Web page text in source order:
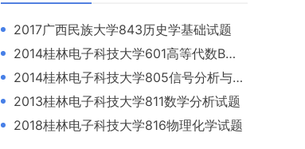
2017广西民族大学843历史学基础试题
2014桂林电子科技大学601高等代数B试题
2014桂林电子科技大学805信号分析与模拟电路B试题
2013桂林电子科技大学811数学分析试题
2018桂林电子科技大学816物理化学试题